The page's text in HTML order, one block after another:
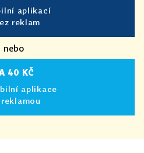
aplikací
reklam
nebo
40 KČ
aplikace